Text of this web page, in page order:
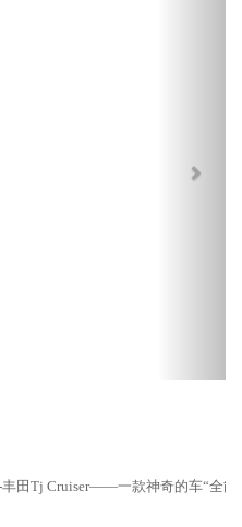
田Tj Cruiser——一款神奇的车“全能